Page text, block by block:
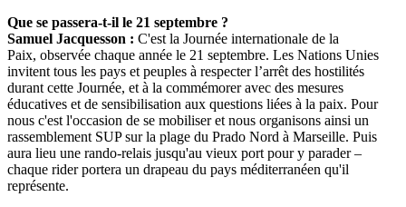
Que se passera-t-il le 21 septembre ?
Samuel Jacquesson : C'est la Journée internationale de la
Paix, observée chaque année le 21 septembre. Les Nations Unies
invitent tous les pays et peuples à respecter l’arrêt des hostilités
durant cette Journée, et à la commémorer avec des mesures
éducatives et de sensibilisation aux questions liées à la paix. Pour
nous c'est l'occasion de se mobiliser et nous organisons ainsi un
rassemblement SUP sur la plage du Prado Nord à Marseille. Puis
aura lieu une rando-relais jusqu'au vieux port pour y parader –
chaque rider portera un drapeau du pays méditerranéen qu'il
représente.